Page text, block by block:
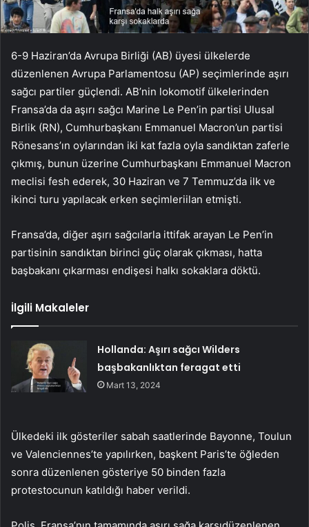
6-9 Haziran’da Avrupa Birliği (AB) üyesi ülkelerde
düzenlenen Avrupa Parlamentosu (AP) seçimlerinde aşırı
sağcı partiler güçlendi. AB’nin lokomotif ülkelerinden
Fransa’da da aşırı sağcı Marine Le Pen’in partisi Ulusal
Birlik (RN), Cumhurbaşkanı Emmanuel Macron’un partisi
Rönesans’ın oylarından iki kat fazla oyla sandıktan zaferle
çıkmış, bunun üzerine Cumhurbaşkanı Emmanuel Macron
meclisi fesh ederek, 30 Haziran ve 7 Temmuz’da ilk ve
ikinci turu yapılacak erken seçimleriilan etmişti.
Fransa’da, diğer aşırı sağcılarla ittifak arayan Le Pen’in
partisinin sandıktan birinci güç olarak çıkması, hatta
başbakanı çıkarması endişesi halkı sokaklara döktü.
İlgili Makaleler
Hollanda: Aşırı sağcı Wilders
başbakanlıktan feragat etti
Mart 13, 2024
Ülkedeki ilk gösteriler sabah saatlerinde Bayonne, Toulun
ve Valenciennes’te yapılırken, başkent Paris’te öğleden
sonra düzenlenen gösteriye 50 binden fazla
protestocunun katıldığı haber verildi.